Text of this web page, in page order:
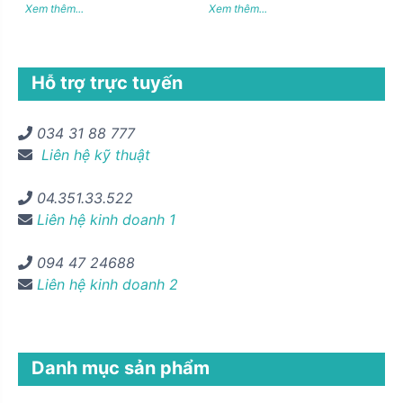
Xem thêm... Xem thêm...
Hỗ trợ trực tuyến
034 31 88 777
Liên hệ kỹ thuật
04.351.33.522
Liên hệ kinh doanh 1
094 47 24688
Liên hệ kinh doanh 2
Danh mục sản phẩm